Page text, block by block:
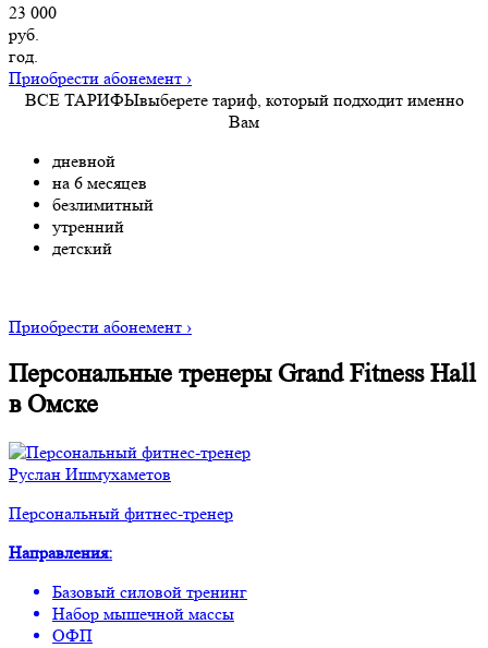
23 000
руб.
год.
Приобрести абонемент ›
ВСЕ ТАРИФЫвыберете тариф, который подходит именно
Вам
дневной
на 6 месяцев
безлимитный
утренний
детский
Приобрести абонемент ›
Персональные тренерыGrand Fitness Hall
в Омске
Руслан Ишмухаметов
Персональный фитнес-тренер
Направления:
Базовый силовой тренинг
Набор мышечной массы
ОФП